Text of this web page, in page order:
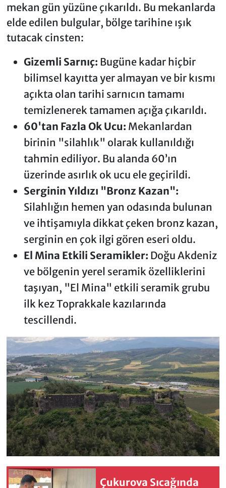
mekan gün yüzüne çıkarıldı. Bu mekanlarda
elde edilen bulgular, bölge tarihine ışık
tutacak cinsten:
Gizemli Sarnıç: Bugüne kadar hiçbir
bilimsel kayıtta yer almayan ve bir kısmı
açıkta olan tarihi sarnıcın tamamı
temizlenerek tamamen açığa çıkarıldı.
60'tan Fazla Ok Ucu: Mekanlardan
birinin "silahlık" olarak kullanıldığı
tahmin ediliyor. Bu alanda 60’ın
üzerinde asırlık ok ucu ele geçirildi.
Serginin Yıldızı "Bronz Kazan":
Silahlığın hemen yan odasında bulunan
ve ihtişamıyla dikkat çeken bronz kazan,
serginin en çok ilgi gören eseri oldu.
El Mina Etkili Seramikler: Doğu Akdeniz
ve bölgenin yerel seramik özelliklerini
taşıyan, "El Mina" etkili seramik grubu
ilk kez Toprakkale kazılarında
tescillendi.
Çukurova Sıcağında